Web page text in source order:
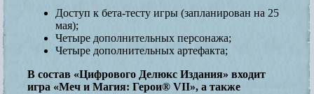
Доступ к бета-тесту игры (запланирован на 25
мая);
Четыре дополнительных персонажа;
Четыре дополнительных артефакта;
В состав «Цифрового Делюкс Издания» входит
игра «Меч и Магия: Герои® VII», а также